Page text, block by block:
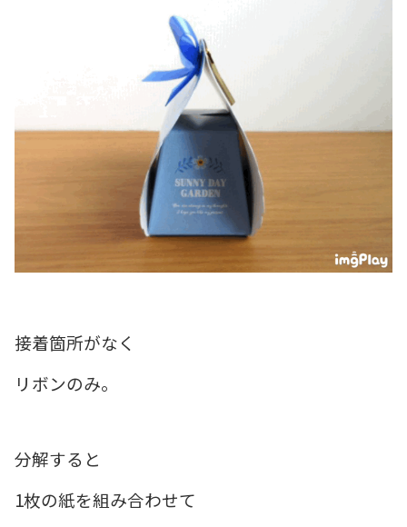
接着箇所がなく
リボンのみ。
分解すると
1枚の紙を組み合わせて